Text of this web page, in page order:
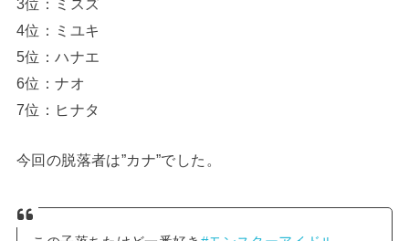
4位：ミユキ
5位：ハナエ
6位：ナオ
7位：ヒナタ
今回の脱落者は”カナ”でした。